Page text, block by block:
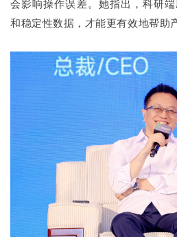
会影响操作误差。她指出，科研
和稳定性数据，才能更有效地帮助